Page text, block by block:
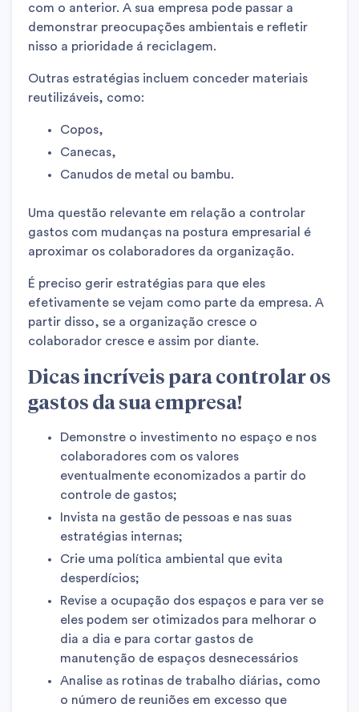
com o anterior. A sua empresa pode passar a
demonstrar preocupações ambientais e refletir
nisso a prioridade á reciclagem.
Outras estratégias incluem conceder materiais
reutilizáveis, como:
Copos,
Canecas,
Canudos de metal ou bambu.
Uma questão relevante em relação a controlar
gastos com mudanças na postura empresarial é
aproximar os colaboradores da organização.
É preciso gerir estratégias para que eles
efetivamente se vejam como parte da empresa. A
partir disso, se a organização cresce o
colaborador cresce e assim por diante.
Dicas incríveis para controlar os
gastos da sua empresa!
Demonstre o investimento no espaço e nos
colaboradores com os valores
eventualmente economizados a partir do
controle de gastos;
Invista na gestão de pessoas e nas suas
estratégias internas;
Crie uma política ambiental que evita
desperdícios;
Revise a ocupação dos espaços e para ver se
eles podem ser otimizados para melhorar o
dia a dia e para cortar gastos de
manutenção de espaços desnecessários
Analise as rotinas de trabalho diárias, como
o número de reuniões em excesso que